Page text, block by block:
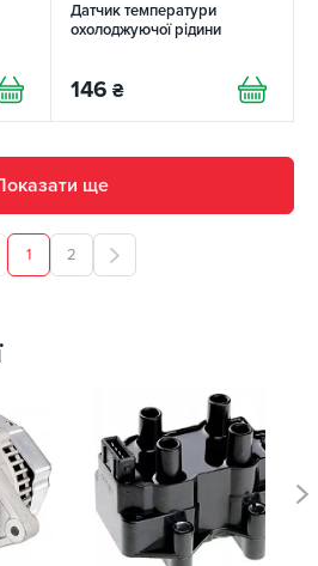
Датчик температури
охолоджуючої рідини
146 ₴
ще
1 2